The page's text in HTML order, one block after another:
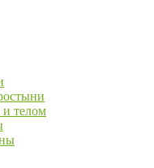
и телом